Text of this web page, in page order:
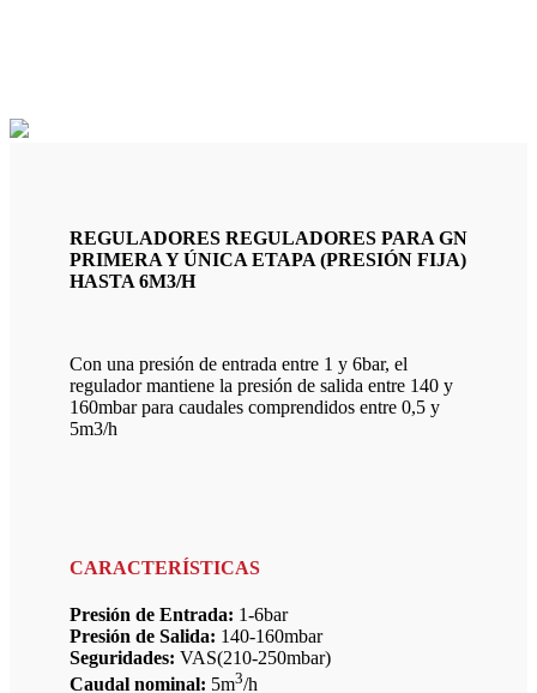
REGULADORES REGULADORES PARA GN
PRIMERA Y ÚNICA ETAPA (PRESIÓN FIJA)
HASTA 6M3/H
Con una presión de entrada entre 1 y 6bar, el
regulador mantiene la presión de salida entre 140 y
160mbar para caudales comprendidos entre 0,5 y
5m3/h
CARACTERÍSTICAS
Presión de Entrada: 1-6bar
Presión de Salida: 140-160mbar
Seguridades: VAS(210-250mbar)
Caudal nominal: 5m3/h